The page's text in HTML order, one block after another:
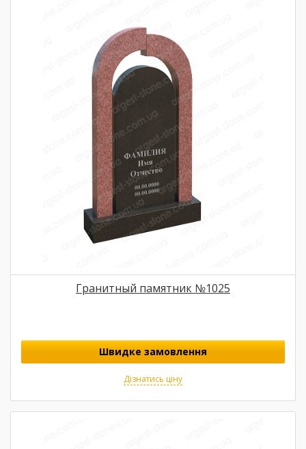
Гранитный памятник №1025
Швидке замовлення
Дізнатись ціну